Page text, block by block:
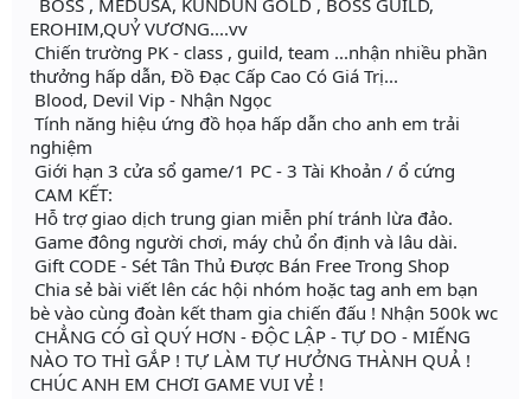
BOSS , MEDUSA, KUNDUN GOLD , BOSS GUILD,
EROHIM,QUỶ VƯƠNG....vv
Chiến trường PK - class , guild, team ...nhận nhiều phần
thưởng hấp dẫn, Đồ Đạc Cấp Cao Có Giá Trị...
Blood, Devil Vip - Nhận Ngọc
Tính năng hiệu ứng đồ họa hấp dẫn cho anh em trải
nghiệm
Giới hạn 3 cửa sổ game/1 PC - 3 Tài Khoản / ổ cứng
CAM KẾT:
Hỗ trợ giao dịch trung gian miễn phí tránh lừa đảo.
Game đông người chơi, máy chủ ổn định và lâu dài.
Gift CODE - Sét Tân Thủ Được Bán Free Trong Shop
Chia sẻ bài viết lên các hội nhóm hoặc tag anh em bạn
bè vào cùng đoàn kết tham gia chiến đấu ! Nhận 500k wc
CHẲNG CÓ GÌ QUÝ HƠN - ĐỘC LẬP - TỰ DO - MIẾNG
NÀO TO THÌ GẮP ! TỰ LÀM TỰ HƯỞNG THÀNH QUẢ !
CHÚC ANH EM CHƠI GAME VUI VẺ !